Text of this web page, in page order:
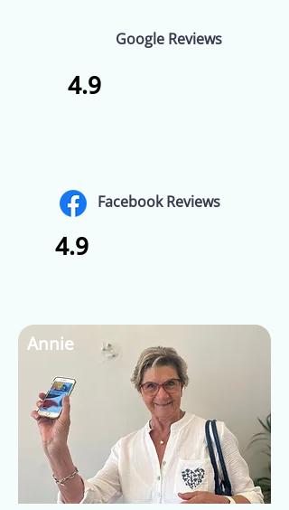
Google Reviews
4.9
Facebook Reviews
4.9
Annie